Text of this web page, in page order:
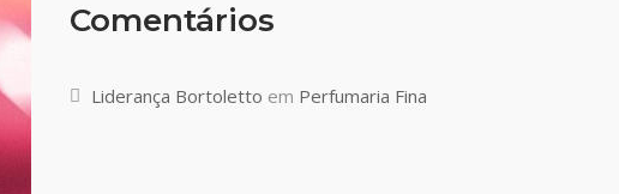
Comentários
Liderança Bortoletto em Perfumaria Fina